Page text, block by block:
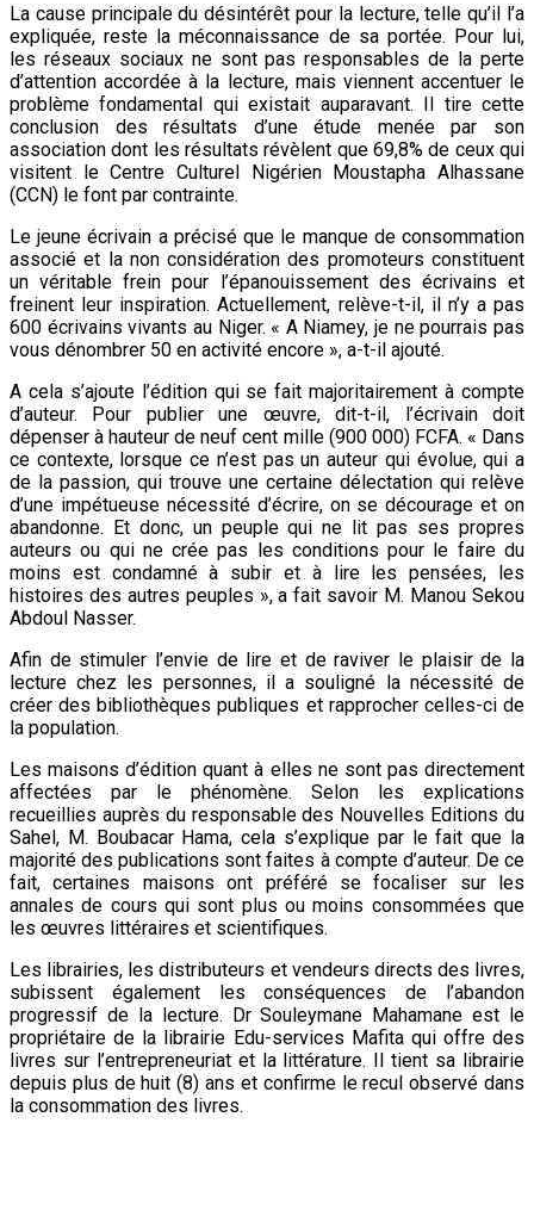
La cause principale du désintérêt pour la lecture, telle qu’il l’a
expliquée, reste la méconnaissance de sa portée. Pour lui,
les réseaux sociaux ne sont pas responsables de la perte
d’attention accordée à la lecture, mais viennent accentuer le
problème fondamental qui existait auparavant. Il tire cette
conclusion des résultats d’une étude menée par son
association dont les résultats révèlent que 69,8% de ceux qui
visitent le Centre Culturel Nigérien Moustapha Alhassane
(CCN) le font par contrainte.
Le jeune écrivain a précisé que le manque de consommation
associé et la non considération des promoteurs constituent
un véritable frein pour l’épanouissement des écrivains et
freinent leur inspiration. Actuellement, relève-t-il, il n’y a pas
600 écrivains vivants au Niger. « A Niamey, je ne pourrais pas
vous dénombrer 50 en activité encore », a-t-il ajouté.
A cela s’ajoute l’édition qui se fait majoritairement à compte
d’auteur. Pour publier une œuvre, dit-t-il, l’écrivain doit
dépenser à hauteur de neuf cent mille (900 000) FCFA. « Dans
ce contexte, lorsque ce n’est pas un auteur qui évolue, qui a
de la passion, qui trouve une certaine délectation qui relève
d’une impétueuse nécessité d’écrire, on se décourage et on
abandonne. Et donc, un peuple qui ne lit pas ses propres
auteurs ou qui ne crée pas les conditions pour le faire du
moins est condamné à subir et à lire les pensées, les
histoires des autres peuples », a fait savoir M. Manou Sekou
Abdoul Nasser.
Afin de stimuler l’envie de lire et de raviver le plaisir de la
lecture chez les personnes, il a souligné la nécessité de
créer des bibliothèques publiques et rapprocher celles-ci de
la population.
Les maisons d’édition quant à elles ne sont pas directement
affectées par le phénomène. Selon les explications
recueillies auprès du responsable des Nouvelles Editions du
Sahel, M. Boubacar Hama, cela s’explique par le fait que la
majorité des publications sont faites à compte d’auteur. De ce
fait, certaines maisons ont préféré se focaliser sur les
annales de cours qui sont plus ou moins consommées que
les œuvres littéraires et scientifiques.
Les librairies, les distributeurs et vendeurs directs des livres,
subissent également les conséquences de l’abandon
progressif de la lecture. Dr Souleymane Mahamane est le
propriétaire de la librairie Edu-services Mafita qui offre des
livres sur l’entrepreneuriat et la littérature. Il tient sa librairie
depuis plus de huit (8) ans et confirme le recul observé dans
la consommation des livres.